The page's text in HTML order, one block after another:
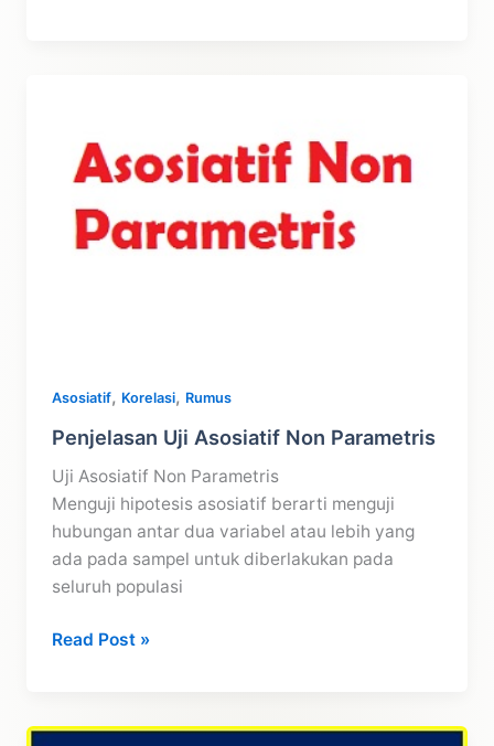
Asosiatif, Korelasi, Rumus
Penjelasan Uji Asosiatif Non Parametris
Uji Asosiatif Non Parametris
Menguji hipotesis asosiatif berarti menguji
hubungan antar dua variabel atau lebih yang
ada pada sampel untuk diberlakukan pada
seluruh populasi
Penjelasan
Read Post »